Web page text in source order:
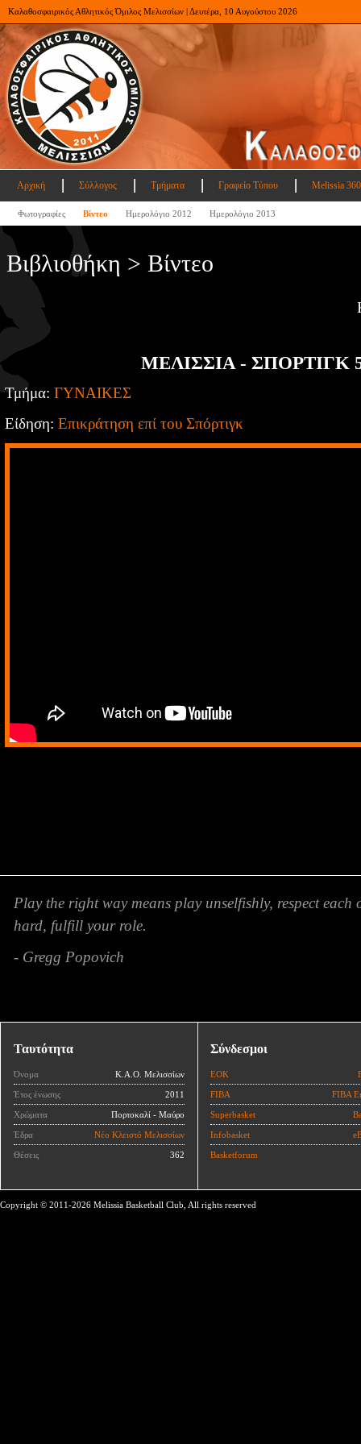
Καλαθοσφαιρικός Αθλητικός Όμιλος Μελισσίων | Δευτέρα, 10 Αυγούστου 2026
Αρχική Σύλλογος Τμήματα Γραφείο Τύπου Melissia
Φωτογραφίες Βίντεο Ημερολόγιο 2012 Ημερολόγιο 2013
Βιβλιοθήκη > Βίντεο
ΜΕΛΙΣΣΙΑ - ΣΠΟΡΤΙΓΚ
Τμήμα: ΓΥΝΑΙΚΕΣ
Είδηση: Επικράτηση επί του Σπόρτιγκ
Play the right way means play unselfishly, respect each
hard, fulfill your role.
- Gregg Popovich
Ταυτότητα
Όνομα Κ.Α.Ο. Μελισσίων
Έτος ένωσης 2011
Χρώματα Πορτοκαλί - Μαύρο
Έδρα Νέο Κλειστό Μελισσίων
Θέσεις 362
Σύνδεσμοι
ΕΟΚ
FIBA FIBA
Superbasket
Infobasket
Basketforum
Copyright © 2011-2026 Melissia Basketball Club, All rights reserved